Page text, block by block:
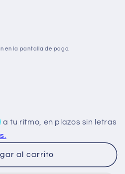
en la pantalla de pago.
al carrito